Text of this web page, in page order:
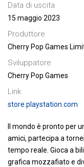
Data di uscita
15 maggio 2023
Produttore
Cherry Pop Games
Sviluppatore
Cherry Pop Games
Link
store.playstation.com
Il mondo è pronto per
amici, partecipa a
tempo reale. Gioca a
grafica mozzafiato e